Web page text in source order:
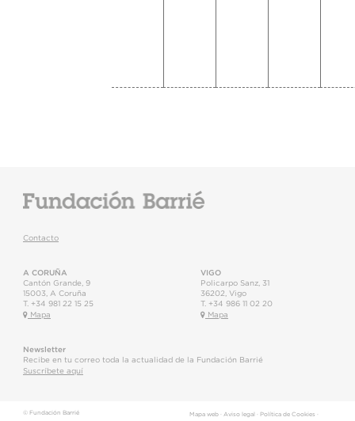
Contacto
A CORUÑA
Cantón Grande, 9
15003
A Coruña
T. +34 981 22 15 25
Mapa
VIGO
Policarpo Sanz, 31
36202 Vigo
T. +34 986 11 02 20
Mapa
Newsletter
Recibe en tu correo toda la actualidad de la Fundación Barrié
Suscríbete aquí
© Fundación Barrié Mapa web· Aviso legal · Política de Cookies ·